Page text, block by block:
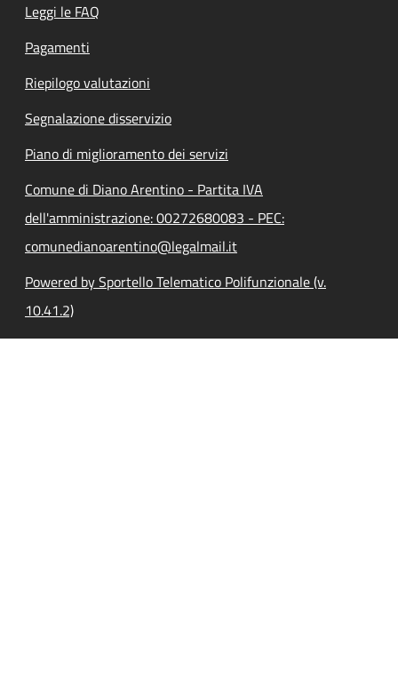
Leggi le FAQ
Pagamenti
Riepilogo valutazioni
Segnalazione disservizio
Piano di miglioramento dei servizi
Comune di Diano Arentino - Partita IVA
dell'amministrazione: 00272680083 - PEC:
comunedianoarentino@legalmail.it
Powered by Sportello Telematico Polifunzionale (v.
10.41.2)